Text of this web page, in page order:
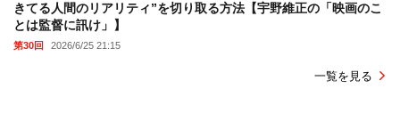
きてる人間のリアリティ”を切り取る方法【宇野維正の「映画のこ
とは監督に訊け」】
第30回 2026/6/25 21:15
一覧を見る